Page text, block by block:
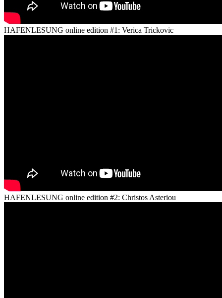
HAFENLESUNG online edition #1: Verica Trickovic
HAFENLESUNG online edition #2: Christos Asteriou